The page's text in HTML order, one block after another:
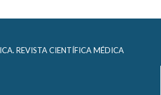
REVISTA CIENTÍFICA MÉDICA